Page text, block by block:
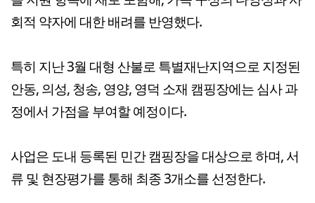
회적 약자에 대한 배려를 반영했다.
특히 지난 3월 대형 산불로 특별재난지역으로 지정된
안동, 의성, 청송, 영양, 영덕 소재 캠핑장에는 심사 과
정에서 가점을 부여할 예정이다.
사업은 도내 등록된 민간 캠핑장을 대상으로 하며, 서
류 및 현장평가를 통해 최종 3개소를 선정한다.